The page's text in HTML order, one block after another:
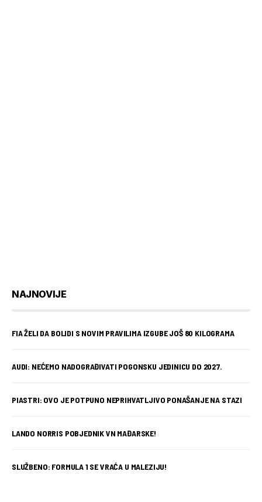
NAJNOVIJE
FIA ŽELI DA BOLIDI S NOVIM PRAVILIMA IZGUBE JOŠ 80 KILOGRAMA
AUDI: NEĆEMO NADOGRAĐIVATI POGONSKU JEDINICU DO 2027.
PIASTRI: OVO JE POTPUNO NEPRIHVATLJIVO PONAŠANJE NA STAZI
LANDO NORRIS POBJEDNIK VN MAĐARSKE!
SLUŽBENO: FORMULA 1 SE VRAĆA U MALEZIJU!